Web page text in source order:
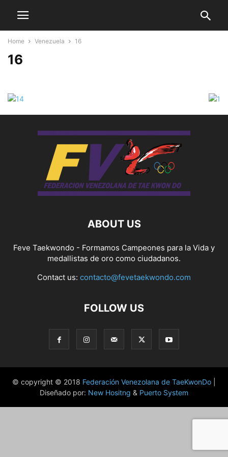
Home Venezuela 16
16
ABOUT US
Feve Taekwondo - Formamos Campeones para la Vida y
medallistas de oro como ciudadanos.
Contact us: contacto@fevetaekwondo.com
FOLLOW US
© copyright © 2018 Federación Venezolana de TaeKwonDo
Diseñado por: New Hositng & Puerto System